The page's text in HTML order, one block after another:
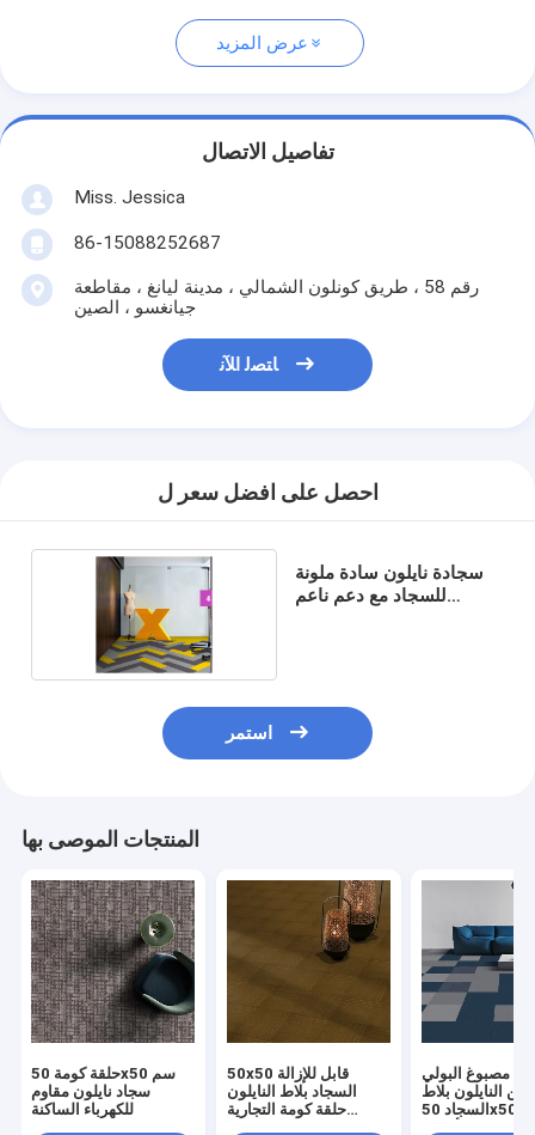
عرض المزيد
تفاصيل الاتصال
Miss. Jessica
86-15088252687
رقم 58 ، طريق كونلون الشمالي ، مدينة ليانغ ، مقاطعة
جيانغسو ، الصين
ﺎﺘﺼﻟ ﺍﻶﻧ
احصل على افضل سعر ل
سجادة نايلون سادة ملونة
للسجاد مع دعم ناعم
استمر
المنتجات الموصى بها
حلقة كومة 50x50 سم
سجاد نايلون مقاوم
للكهرباء الساكنة
50x50 قابل للإزالة
السجاد بلاط النايلون
حلقة كومة التجارية
حل مصبوغ البولي
النايلون بلاط
السجاد 50x50cm حلقة